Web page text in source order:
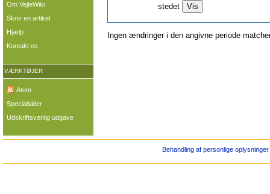
stedet
Ingen ændringer i den angivne periode
Om VejleWiki
Skriv en artikel
Hjælp
Kontakt os
VÆRKTØJER
Atom
Specialsider
Udskriftsvenlig udgave
Behandling af personlige oplysninger